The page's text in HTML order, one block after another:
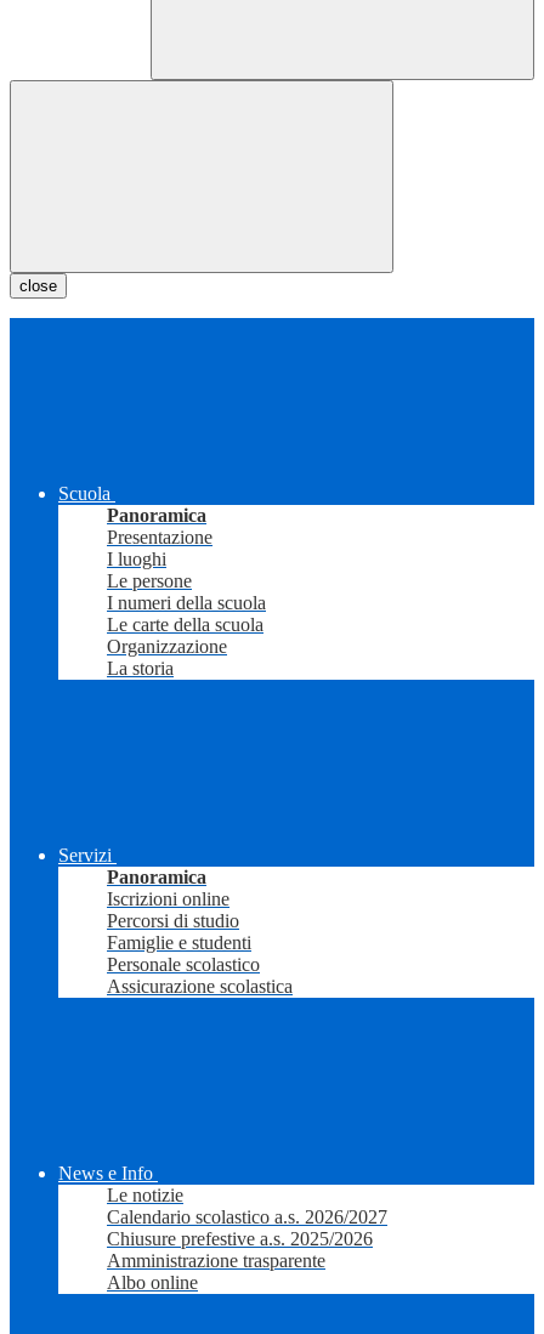
close
Scuola
Panoramica
Presentazione
I luoghi
Le persone
I numeri della scuola
Le carte della scuola
Organizzazione
La storia
Servizi
Panoramica
Iscrizioni online
Percorsi di studio
Famiglie e studenti
Personale scolastico
Assicurazione scolastica
News e Info
Le notizie
Calendario scolastico a.s. 2026/2027
Chiusure prefestive a.s. 2025/2026
Amministrazione trasparente
Albo online